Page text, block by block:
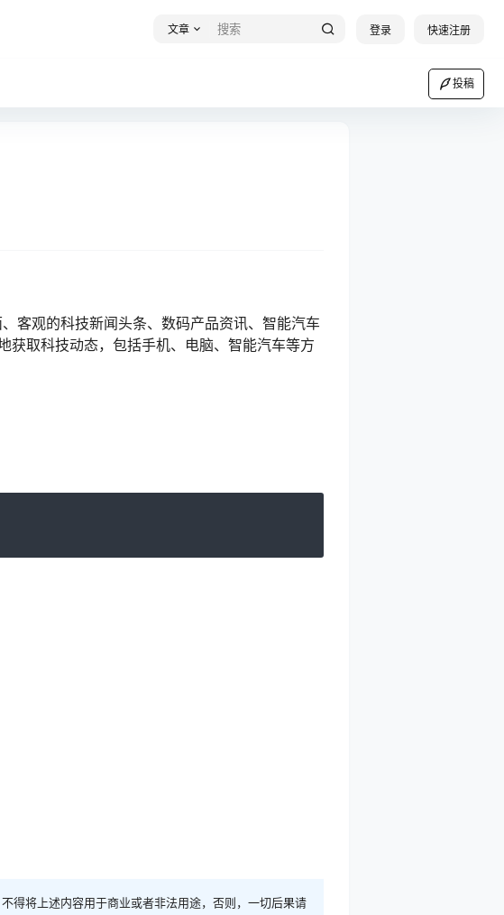
文章 登录 快速注册
投稿
客观的科技新闻头条、数码产品资讯、智能汽车
取科技动态，包括手机、电脑、智能汽车等方
得将上述内容用于商业或者非法用途，否则，一切后果请